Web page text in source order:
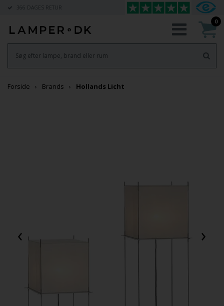
366 DAGES RETUR
0
Forside Brands Hollands Licht
‹ ›